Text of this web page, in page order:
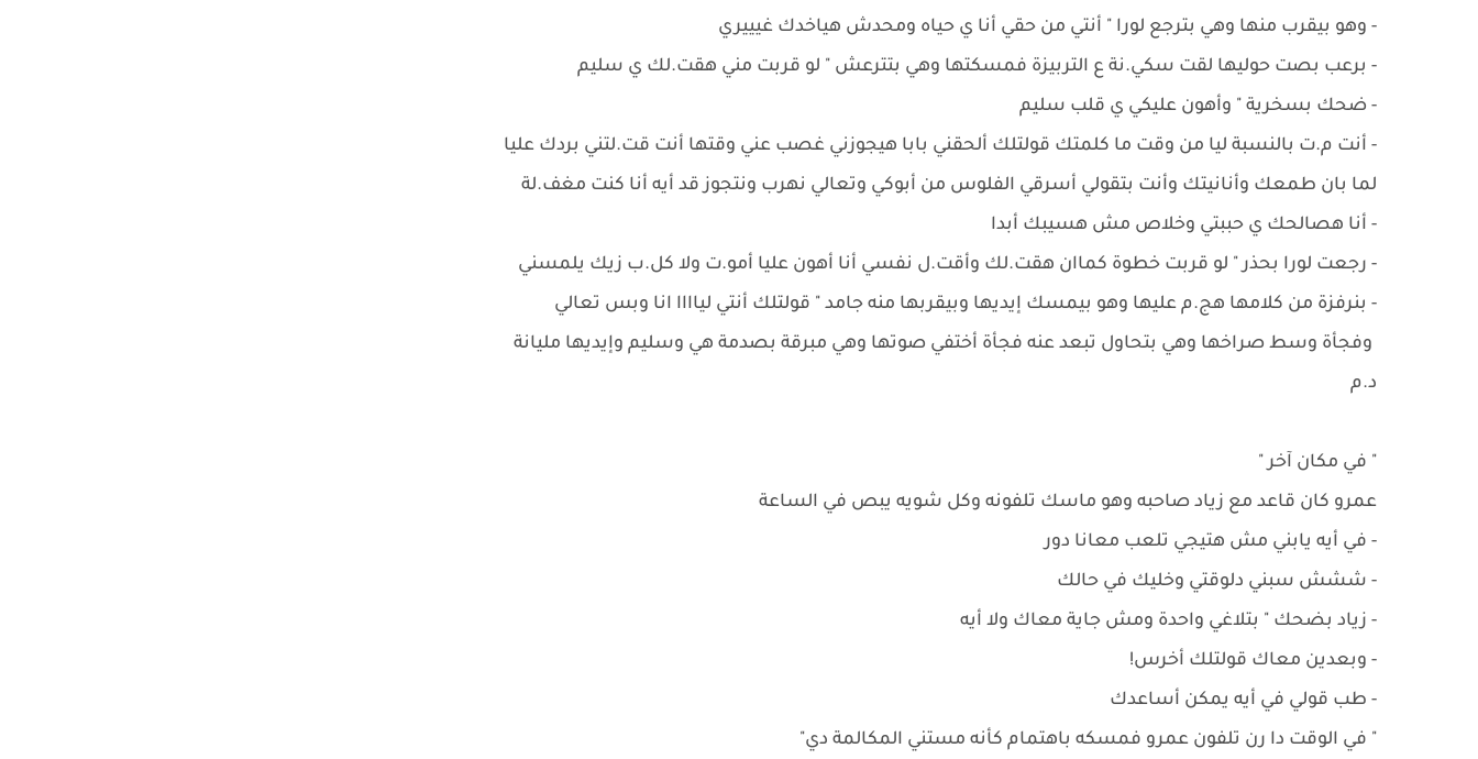
- ‏وهو بيقرب منها وهي بترجع لورا " أنتي من حقي أنا ي حياه ومحدش هياخدك غيييري
- ‏برعب بصت حوليها لقت سكي.نة ع التربيزة فمسكتها وهي بتترعش " لو قربت مني هقت.لك ي سليم
- ‏ضحك بسخرية " وأهون عليكي ي قلب سليم
- ‏أنت م.ت بالنسبة ليا من وقت ما كلمتك قولتلك ألحقني بابا هيجوزني غصب عني وقتها أنت قت.لتني بردك عليا
لما بان طمعك وأنانيتك وأنت بتقولي أسرقي الفلوس من أبوكي وتعالي نهرب ونتجوز قد أيه أنا كنت مغف.لة
- ‏أنا هصالحك ي حببتي وخلاص مش هسيبك أبدا
- ‏رجعت لورا بحذر " لو قربت خطوة كماان هقت.لك وأقت.ل نفسي أنا أهون عليا أمو.ت ولا كل.ب زيك يلمسني
- ‏بنرفزة من كلامها هج.م عليها وهو بيمسك إيديها وبيقربها منه جامد " قولتلك أنتي لياااا انا وبس تعالي
وفجأة وسط صراخها وهي بتحاول تبعد عنه فجأة أختفي صوتها وهي مبرقة بصدمة هي وسليم وإيديها مليانة
د.م
" في مكان آخر "
عمرو كان قاعد مع زياد صاحبه وهو ماسك تلفونه وكل شويه يبص في الساعة
- في أيه يابني مش هتيجي تلعب معانا دور
- ‏ششش سبني دلوقتي وخليك في حالك
- زياد بضحك " بتلاغي واحدة ومش جاية معاك ولا أيه
- وبعدين معاك قولتلك أخرس!
- ‏طب قولي في أيه يمكن أساعدك
" في الوقت دا رن تلفون عمرو فمسكه باهتمام كأنه مستني المكالمة دي"